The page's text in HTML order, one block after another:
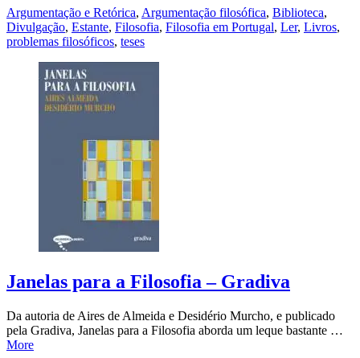
Argumentação e Retórica, Argumentação filosófica, Biblioteca,
Divulgação, Estante, Filosofia, Filosofia em Portugal, Ler, Livros,
problemas filosóficos, teses
Janelas para a Filosofia – Gradiva
Da autoria de Aires de Almeida e Desidério Murcho, e publicado
pela Gradiva, Janelas para a Filosofia aborda um leque bastante …
More